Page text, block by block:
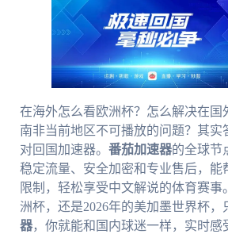
在海外怎么看欧洲杯？怎么解决在国
南非当前地区不可播放的问题？其
对回国加速器。 番茄加速器的全球节
稳定流量、安全加密和专业售后，能
限制，轻松享受中文解说的体育赛
洲杯，还是2026年的美加墨世界杯，
器，你就能和国内球迷一样，实时感